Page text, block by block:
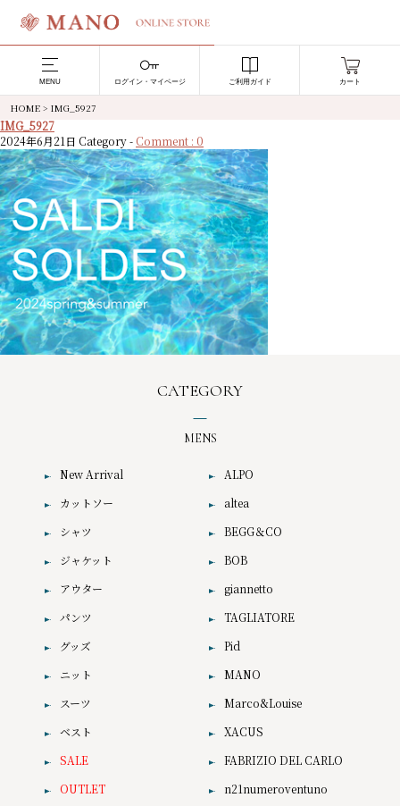
MENU ログイン・マイページ ご利用ガイド カート
HOME > IMG_5927
IMG_5927
2024年6月21日 Category - Comment : 0
CATEGORY
MENS
New Arrival
カットソー
シャツ
ジャケット
アウター
パンツ
グッズ
ニット
スーツ
ベスト
SALE
OUTLET
ALPO
altea
BEGG＆CO
BOB
giannetto
TAGLIATORE
Pid
MANO
Marco&Louise
XACUS
FABRIZIO DEL CARLO
n21numeroventuno